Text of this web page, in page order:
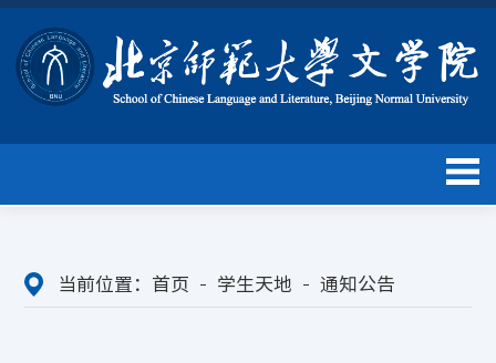
当前位置： 首页 学生天地 通知公告